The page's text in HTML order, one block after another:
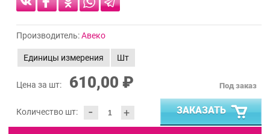
Производитель:Авеко
Единицы измерения Шт
Цена за шт: 610,00 ₽
Количество шт: - +
Под заказ
ЗАКАЗАТЬ